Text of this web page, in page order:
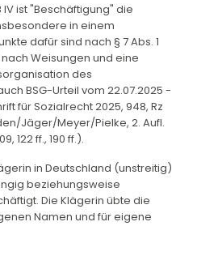
IV ist "Beschäftigung" die
in einem
dafür sind nach § 7 Abs. 1
nach Weisungen und eine
des
BSG-Urteil vom 22.07.2025 -
für Sozialrecht 2025, 948, Rz
Jäger/Meyer/Pielke, 2. Aufl.
122 ff., 190 ff.).
in Deutschland (unstreitig)
beziehungsweise
Die Klägerin übte die
Namen und für eigene